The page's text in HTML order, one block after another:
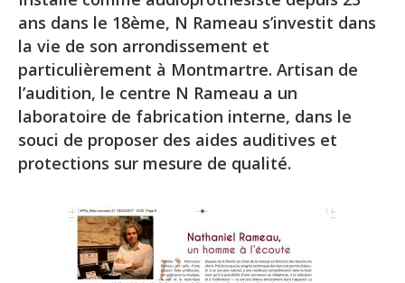
ans dans le 18ème, N Rameau s’investit dans
la vie de son arrondissement et
particulièrement à Montmartre. Artisan de
l’audition, le centre N Rameau a un
laboratoire de fabrication interne, dans le
souci de proposer des aides auditives et
protections sur mesure de qualité.